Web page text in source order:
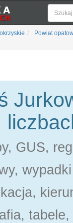
Powiat
GUS,